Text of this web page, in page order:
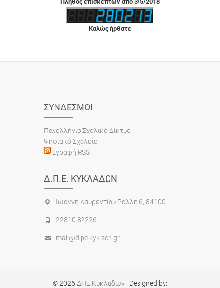
Πλήθος επισκεπτών από 3/5/2018
Καλώς ήρθατε
ΣΎΝΔΕΣΜΟΙ
Πανελλήνιο Σχολικό Δίκτυο
Ψηφιακό Σχολείο
Εγραφή RSS
Δ.Π.Ε. ΚΥΚΛΆΔΩΝ
Ιωάννη Λαυρεντίου Ράλλη 6, 84100
22810 82226
mail@dipe.kyk.sch.gr
© 2026 ΔΠΕ Κυκλάδων | Designed by: